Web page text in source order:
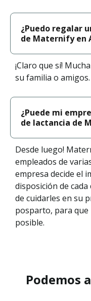
¿Puedo regalar
de Maternify en
¡Claro que sí!
su familia o amigos.
¿Puede mi
de lactancia de
Desde luego!
empleados de
empresa decide el
disposición de
de cuidarles en su
posparto, para
posible.
Podemos